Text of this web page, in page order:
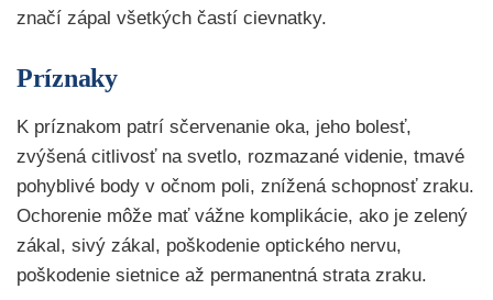
značí zápal všetkých častí cievnatky.
Príznaky
K príznakom patrí sčervenanie oka, jeho bolesť,
zvýšená citlivosť na svetlo, rozmazané videnie, tmavé
pohyblivé body v očnom poli, znížená schopnosť zraku.
Ochorenie môže mať vážne komplikácie, ako je zelený
zákal, sivý zákal, poškodenie optického nervu,
poškodenie sietnice až permanentná strata zraku.